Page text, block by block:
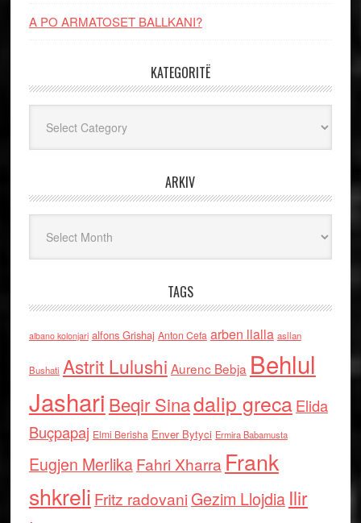
A PO ARMATOSET BALLKANI?
KATEGORITË
ARKIV
TAGS
albano kolonjari alfons Grishaj Anton Cefa arben llalla asllan
Bushati Astrit Lulushi Aurenc Bebja Behlul
Jashari Beqir Sinadalip grecaElida
Buçpapaj Elmi Berisha Enver Bytyci Ermira Babamusta
Eugjen MerlikaFahri Xharra Frank
shkreli Fritz radovaniGezim Llojdia Ilir